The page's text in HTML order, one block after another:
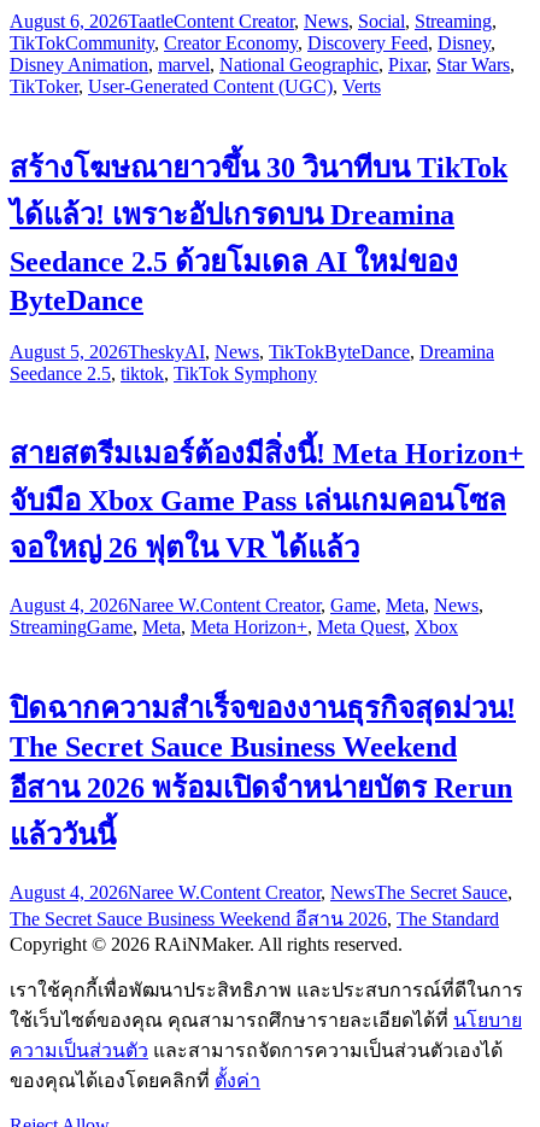
August 6, 2026TaatleContent Creator, News, Social, Streaming,
TikTokCommunity, Creator Economy, Discovery Feed, Disney,
Disney Animation, marvel, National Geographic, Pixar, Star Wars,
TikToker, User-Generated Content (UGC), Verts
สร้างโฆษณายาวขึ้น 30 วินาทีบน TikTok
ได้แล้ว! เพราะอัปเกรดบน Dreamina
Seedance 2.5 ด้วยโมเดล AI ใหม่ของ
ByteDance
August 5, 2026TheskyAI, News, TikTokByteDance, Dreamina
Seedance 2.5, tiktok, TikTok Symphony
สายสตรีมเมอร์ต้องมีสิ่งนี้! Meta Horizon+
จับมือ Xbox Game Pass เล่นเกมคอนโซล
จอใหญ่ 26 ฟุตใน VR ได้แล้ว
August 4, 2026Naree W.Content Creator, Game, Meta, News,
StreamingGame, Meta, Meta Horizon+, Meta Quest, Xbox
ปิดฉากความสำเร็จของงานธุรกิจสุดม่วน!
The Secret Sauce Business Weekend
อีสาน 2026 พร้อมเปิดจำหน่ายบัตร Rerun
แล้ววันนี้
August 4, 2026Naree W.Content Creator, NewsThe Secret Sauce,
The Secret Sauce Business Weekend อีสาน 2026, The Standard
Copyright © 2026 RAiNMaker. All rights reserved.
เราใช้คุกกี้เพื่อพัฒนาประสิทธิภาพ และประสบการณ์ที่ดีในการ
ใช้เว็บไซต์ของคุณ คุณสามารถศึกษารายละเอียดได้ที่ นโยบาย
ความเป็นส่วนตัว และสามารถจัดการความเป็นส่วนตัวเองได้
ของคุณได้เองโดยคลิกที่ ตั้งค่า